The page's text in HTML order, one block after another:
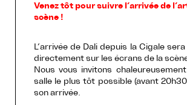
Venez tôt pour suivre l’arrivée de
scène !
L’arrivée de Dali depuis la Cigale
directement sur les écrans de la
Nous vous invitons
salle le plus tôt possible (avant
son arrivée.